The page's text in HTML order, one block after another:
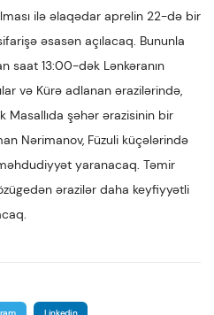
ilə əlaqədar aprelin 22-də bir
əsasən açılacaq. Bununla
saat 13:00-dək Lənkəranın
və Kürə adlanan ərazilərində,
şəhər ərazisinin bir
Nərimanov, Füzuli küçələrində
yaranacaq. Təmir
ərazilər daha keyfiyyətli
Linkedin